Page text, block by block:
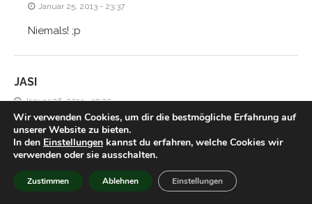
Januar 25, 2013 - 23:37
Niemals! ;p
JASI
Januar 26, 2013 - 19:22
Süß
TIM
Wir verwenden Cookies, um dir die bestmögliche Erfahrung auf
unserer Website zu bieten.
In den Einstellungen kannst du erfahren, welche Cookies wir
verwenden oder sie ausschalten.
Zustimmen Ablehnen Einstellungen